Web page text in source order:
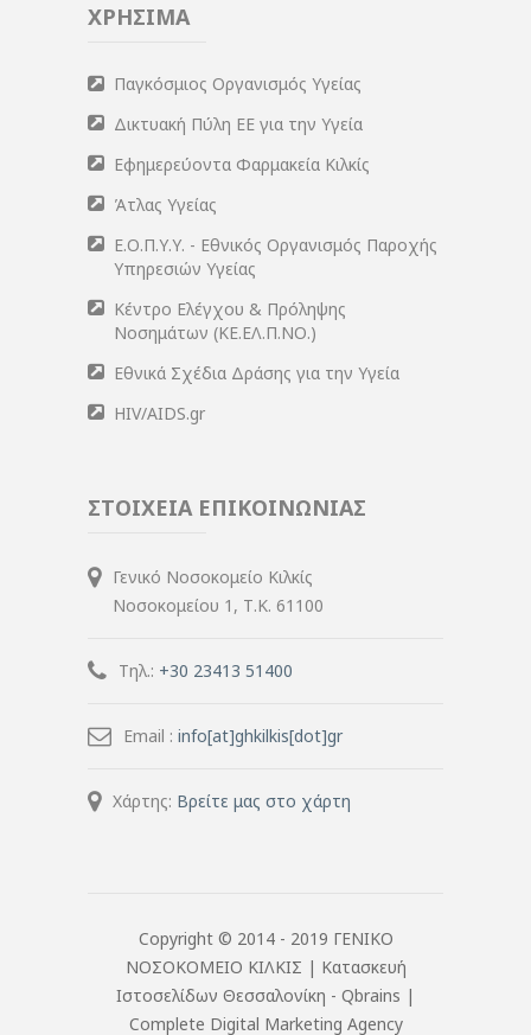
ΧΡΗΣΙΜΑ
Παγκόσμιος Οργανισμός Υγείας
Δικτυακή Πύλη ΕΕ για την Υγεία
Εφημερεύοντα Φαρμακεία Κιλκίς
Άτλας Υγείας
Ε.Ο.Π.Υ.Υ. - Εθνικός Οργανισμός Παροχής
Υπηρεσιών Υγείας
Κέντρο Ελέγχου & Πρόληψης
Νοσημάτων (ΚΕ.ΕΛ.Π.ΝΟ.)
Εθνικά Σχέδια Δράσης για την Υγεία
HIV/AIDS.gr
ΣΤΟΙΧΕΙΑ ΕΠΙΚΟΙΝΩΝΙΑΣ
Γενικό Νοσοκομείο Κιλκίς
Νοσοκομείου 1, Τ.Κ. 61100
Τηλ.: +30 23413 51400
Email : info[at]ghkilkis[dot]gr
Χάρτης: Βρείτε μας στο χάρτη
Copyright © 2014 - 2019 ΓΕΝΙΚΟ
ΝΟΣΟΚΟΜΕΙΟ ΚΙΛΚΙΣ | Κατασκευή
Ιστοσελίδων Θεσσαλονίκη - Qbrains |
Complete Digital Marketing Agency